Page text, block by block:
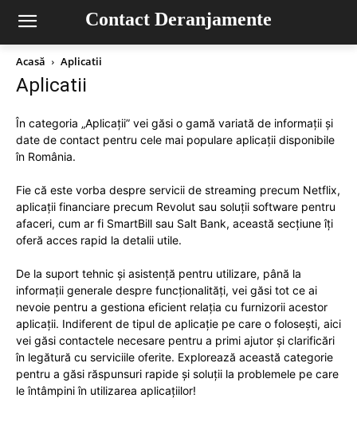
Contact Deranjamente
Acasă Aplicatii
Aplicatii
În categoria „Aplicații” vei găsi o gamă variată de informații și
date de contact pentru cele mai populare aplicații disponibile
în România.
Fie că este vorba despre servicii de streaming precum Netflix,
aplicații financiare precum Revolut sau soluții software pentru
afaceri, cum ar fi SmartBill sau Salt Bank, această secțiune îți
oferă acces rapid la detalii utile.
De la suport tehnic și asistență pentru utilizare, până la
informații generale despre funcționalități, vei găsi tot ce ai
nevoie pentru a gestiona eficient relația cu furnizorii acestor
aplicații. Indiferent de tipul de aplicație pe care o folosești, aici
vei găsi contactele necesare pentru a primi ajutor și clarificări
în legătură cu serviciile oferite. Explorează această categorie
pentru a găsi răspunsuri rapide și soluții la problemele pe care
le întâmpini în utilizarea aplicațiilor!